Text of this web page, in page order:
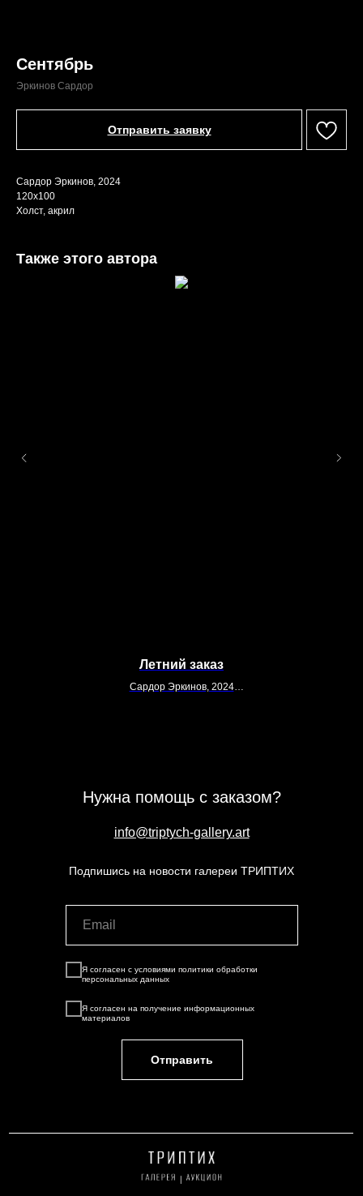
Сентябрь
Эркинов Сардор
Отправить заявку
Сардор Эркинов, 2024
120х100
Холст, акрил
Также этого автора
Летний заказ
Сардор Эркинов, 2024
Нужна помощь с заказом?
info@triptych-gallery.art
Подпишись на новости галереи ТРИПТИХ
Я согласен с условиями политики обработки
персональных данных
Я согласен на получение информационных
материалов
Отправить